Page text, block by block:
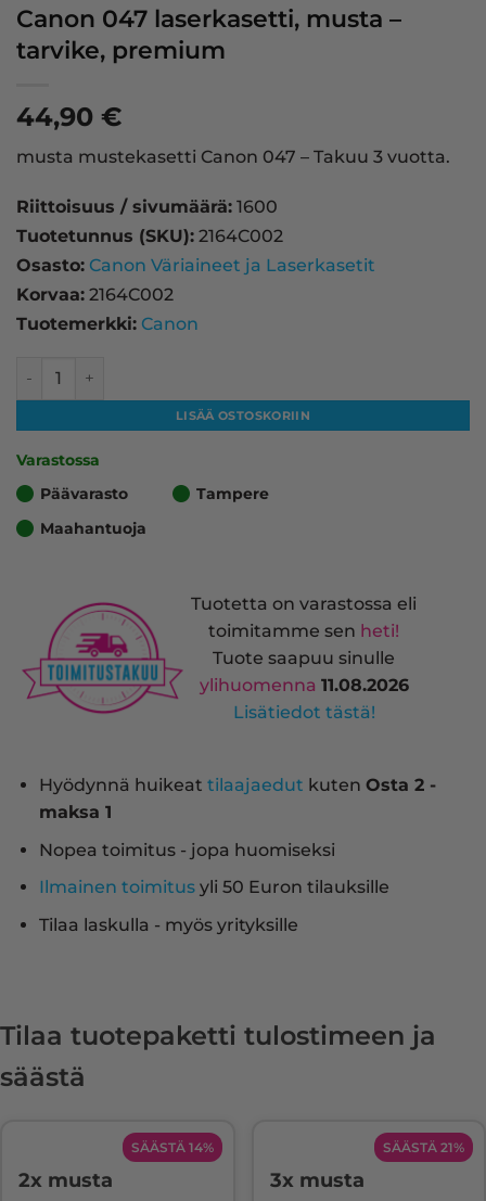
Canon 047 laserkasetti, musta –
tarvike, premium
44,90 €
musta mustekasetti Canon 047 – Takuu 3 vuotta.
Riittoisuus / sivumäärä: 1600
Tuotetunnus (SKU): 2164C002
Osasto: Canon Väriaineet ja Laserkasetit
Korvaa: 2164C002
Tuotemerkki: Canon
Canon 047 laserkasetti, musta – tarvike, premium määrä
LISÄÄ OSTOSKORIIN
Varastossa
Päävarasto
Tampere
Maahantuoja
Tuotetta on varastossa eli
toimitamme sen heti!
Tuote saapuu sinulle
ylihuomenna 11.08.2026
Lisätiedot tästä!
Hyödynnä huikeat tilaajaedut kuten Osta 2 -
maksa 1
Nopea toimitus - jopa huomiseksi
Ilmainen toimitusyli 50 Euron tilauksille
Tilaa laskulla - myös yrityksille
Tilaa tuotepaketti tulostimeen ja
säästä
SÄÄSTÄ 14%
2x musta
SÄÄSTÄ 21%
3x musta